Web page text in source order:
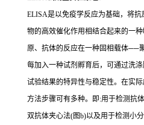
ELISA是以免疫学反应为基础，将抗
物的高效催化作用相结合起来的一
原、抗体的反应在一种固相载体──
每加入一种试剂孵育后，可通过洗
试验结果的特异性与稳定性。在实
方法步骤可有多种。即:用于检测抗
双抗体夹心法(图b)以及用于检测小